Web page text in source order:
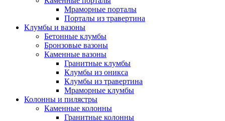
Мраморные порталы
Порталы из травертина
Клумбы и вазоны
Бетонные клумбы
Бронзовые вазоны
Каменные вазоны
Гранитные клумбы
Клумбы из оникса
Клумбы из травертина
Мраморные клумбы
Колонны и пилястры
Каменные колонны
Гранитные колонны